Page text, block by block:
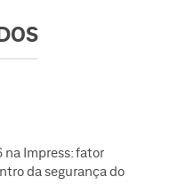
na Impress: fator
da segurança do